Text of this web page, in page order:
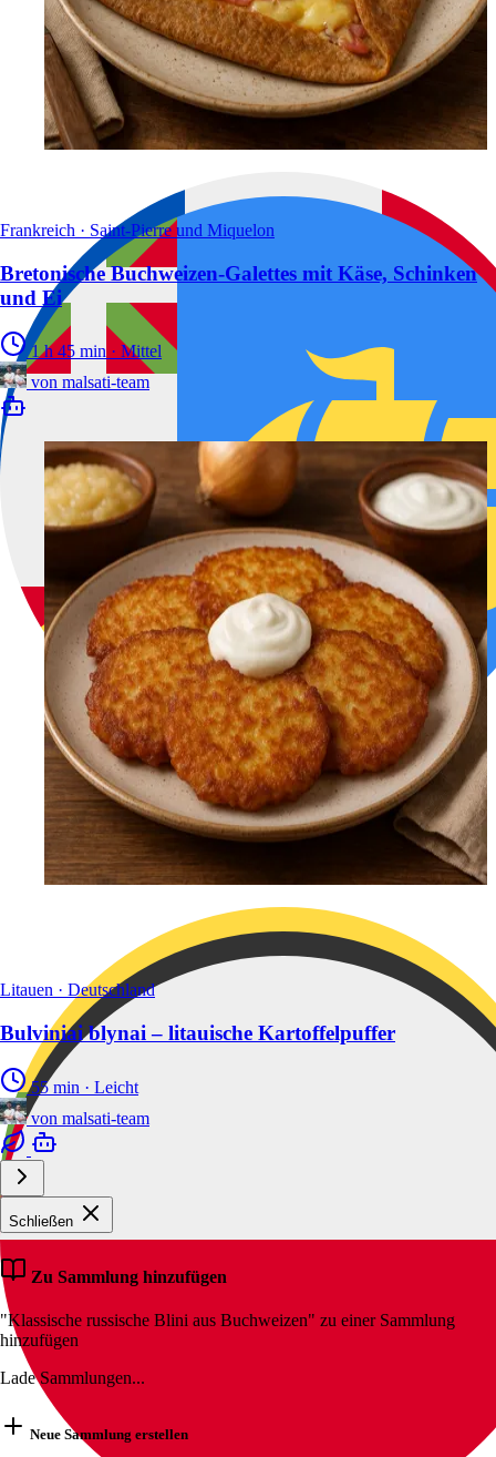
Frankreich · Saint-Pierre und Miquelon
Bretonische Buchweizen-Galettes mit Käse, Schinken
und Ei
1 h 45 min · Mittel
von malsati-team
Litauen · Deutschland
Bulviniai blynai – litauische Kartoffelpuffer
55 min · Leicht
von malsati-team
Schließen
Zu Sammlung hinzufügen
"Klassische russische Blini aus Buchweizen" zu einer Sammlung
hinzufügen
Lade Sammlungen...
Neue Sammlung erstellen